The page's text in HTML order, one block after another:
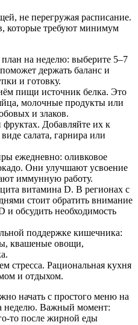
не перегружая расписание.
которые требуют минимум
на неделю: выберите 5–7
держать баланс и
и готовку.
пищи источник белка. Это
молочные продукты или
и злаков.
Добавляйте их к
салата, гарнира или
ежедневно: оливковое
Они улучшают усвоение
иммунную работу.
витамина D. В регионах с
стоит обратить внимание
и обсудить необходимость
поддержке кишечника:
квашеные овощи,
стресса. Рациональная кухня
и отдыхом.
начать с простого меню на
неделю. Важный момент:
то после жирной еды